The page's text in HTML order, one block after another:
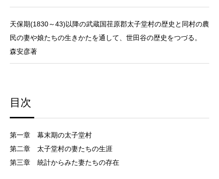
天保期(1830～43)以降の武蔵国荏原郡太子堂村の歴史と同村の農
民の妻や娘たちの生きかたを通して、世田谷の歴史をつづる。
森安彦著
目次
第一章 幕末期の太子堂村
第二章 太子堂村の妻たちの生涯
第三章 統計からみた妻たちの存在